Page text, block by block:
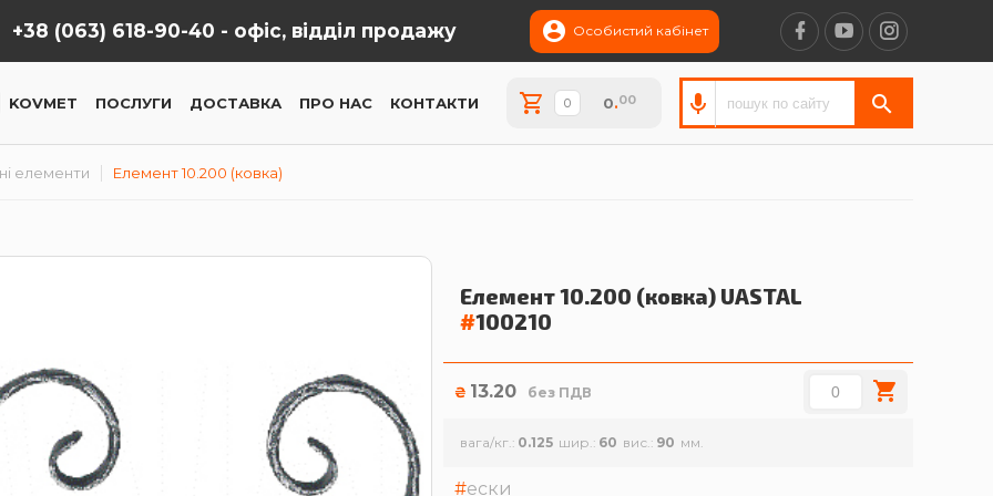
+38 (063) 618-90-40 - офіс, відділ продажу Особистий кабінет
KOVMET ПОСЛУГИ ДОСТАВКА ПРО НАС КОНТАКТИ 0.00
елементи Елемент 10.200 (ковка)
Елемент 10.200 (ковка) UASTAL
#100210
₴ 13.20 без ПДВ
вага/кг. 0.125 шир. 60 вис. 90
ески